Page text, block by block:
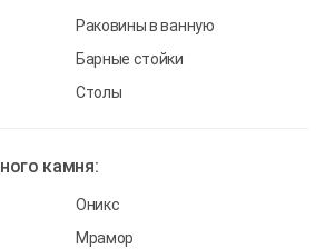
Раковины в ванную
Барные стойки
Столы
камня:
Оникс
Мрамор